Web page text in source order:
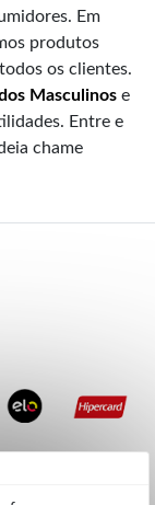
Em
produtos
os clientes.
Masculinos e
Entre e
chame